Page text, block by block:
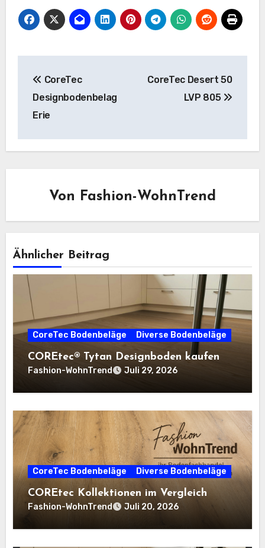
CoreTec
Designbodenbelag
Erie
CoreTec Desert 50
LVP 805
Von Fashion-WohnTrend
Ähnlicher Beitrag
CoreTec Bodenbeläge Diverse Bodenbeläge
COREtec® Tytan Designboden kaufen
Fashion-WohnTrend Juli 29, 2026
CoreTec Bodenbeläge Diverse Bodenbeläge
COREtec Kollektionen im Vergleich
Fashion-WohnTrend Juli 20, 2026